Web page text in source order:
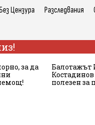
Цензура Разследвания
за да
Балотажът
полезен за